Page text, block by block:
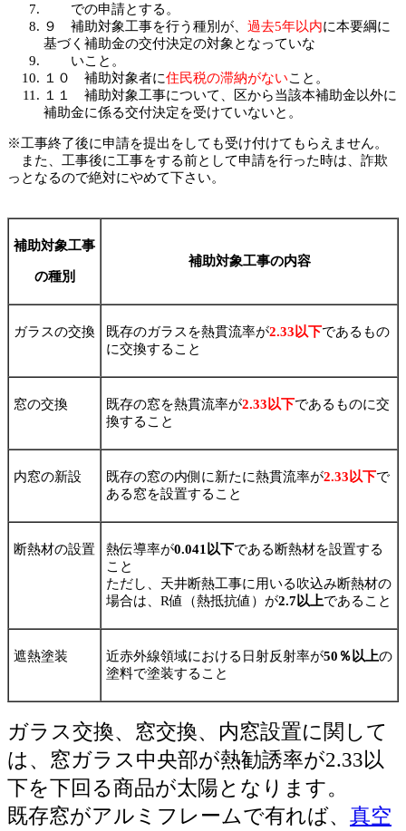
での申請とする。
９ 補助対象工事を行う種別が、 過去5年以内に本要綱に
基づく補助金の交付決定の対象となっていな
いこと。
１０ 補助対象者に住民税の滞納がないこと。
１１ 補助対象工事について、区から当該本補助金以外に
補助金に係る交付決定を受けていないと。
※工事終了後に申請を提出をしても受け付けてもらえません。
また、工事後に工事をする前として申請を行った時は、詐欺
っとなるので絶対にやめて下さい。
補助対象工事
の種別
補助対象工事の内容
ガラスの交換 既存のガラスを熱貫流率が2.33以下であるもの
に交換すること
窓の交換 既存の窓を熱貫流率が2.33以下であるものに交
換すること
内窓の新設 既存の窓の内側に新たに熱貫流率が2.33以下で
ある窓を設置すること
断熱材の設置 熱伝導率が0.041以下である断熱材を設置する
こと
ただし、天井断熱工事に用いる吹込み断熱材の
場合は、R値（熱抵抗値）が2.7以上であること
遮熱塗装 近赤外線領域における日射反射率が50％以上の
塗料で塗装すること
ガラス交換、窓交換、内窓設置に関して
は、窓ガラス中央部が熱勧誘率が2.33以
下を下回る商品が太陽となります。
既存窓がアルミフレームで有れば、 真空